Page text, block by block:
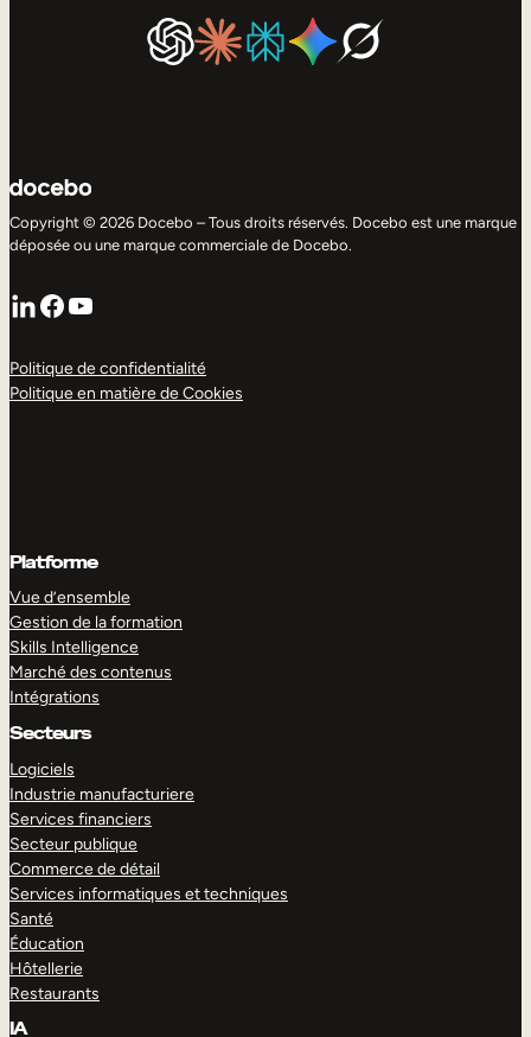
Copyright © 2026 Docebo – Tous droits réservés. Docebo est une marque
déposée ou une marque commerciale de Docebo.
LinkedIn
Facebook
YouTube
Politique de confidentialité
Politique en matière de Cookies
Platforme
Vue d’ensemble
Gestion de la formation
Skills Intelligence
Marché des contenus
Intégrations
Secteurs
Logiciels
Industrie manufacturiere
Services financiers
Secteur publique
Commerce de détail
Services informatiques et techniques
Santé
Éducation
Hôtellerie
Restaurants
IA